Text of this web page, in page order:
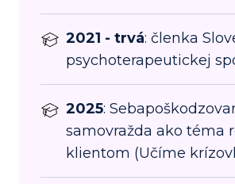
2021 - trvá: členka
psychoterapeutickej
2025:
samovražda ako téma
klientom (Učíme